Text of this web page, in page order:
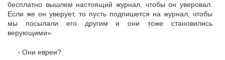
бесплатно вышлем настоящий журнал, чтобы он уверовал.
Если же он уверует, то пусть подпишется на журнал, чтобы
мы посылали его другим и они тоже становились
верующими».
- Они евреи?